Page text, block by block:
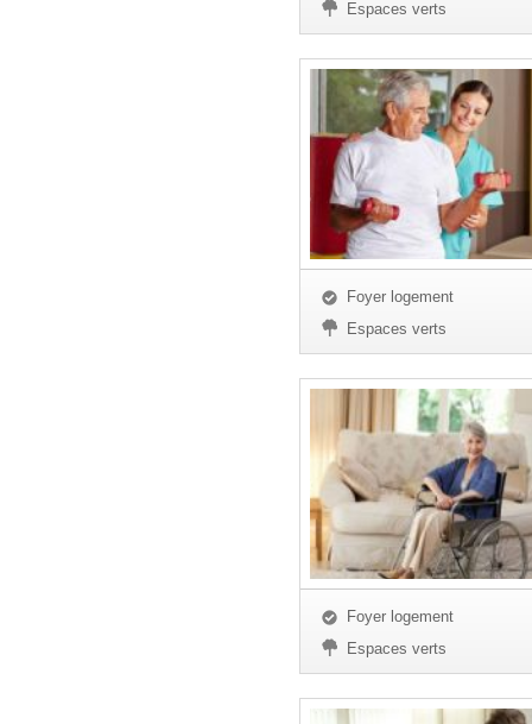
Espaces verts
Foyer logement
Espaces verts
Foyer logement
Espaces verts